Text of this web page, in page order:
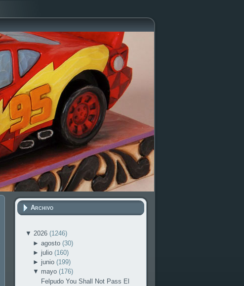
Archivo
▼ 2026 (1246)
►agosto(30)
► julio(160)
► junio(199)
▼ mayo(176)
Felpudo You Shall Not Pass El